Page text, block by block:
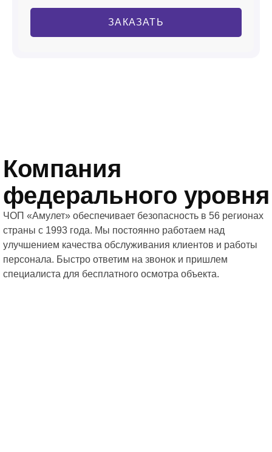
ЗАКАЗАТЬ
Компания
федерального уровня
ЧОП «Амулет» обеспечивает безопасность в 56 регионах
страны с 1993 года. Мы постоянно работаем над
улучшением качества обслуживания клиентов и работы
персонала. Быстро ответим на звонок и пришлем
специалиста для бесплатного осмотра объекта.